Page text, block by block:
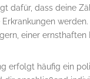
dafür, dass deine
Erkrankungen
einer
erfolgt häufig ein